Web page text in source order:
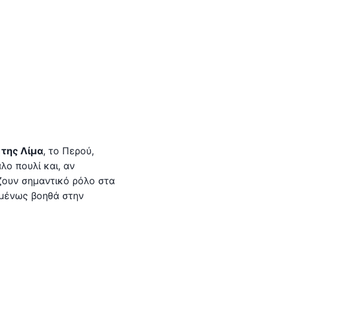
Λίμα, το Περού,
πουλί και, αν
σημαντικό ρόλο στα
βοηθά στην